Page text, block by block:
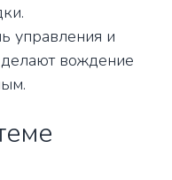
управления и
вождение